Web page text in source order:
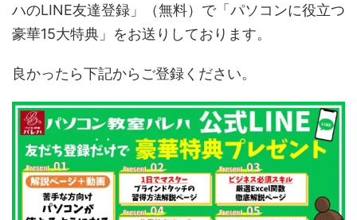
ハのLINE友達登録」（無料）で「パソコンに役立つ
豪華15大特典」をお送りしております。
良かったら下記からご登録ください。